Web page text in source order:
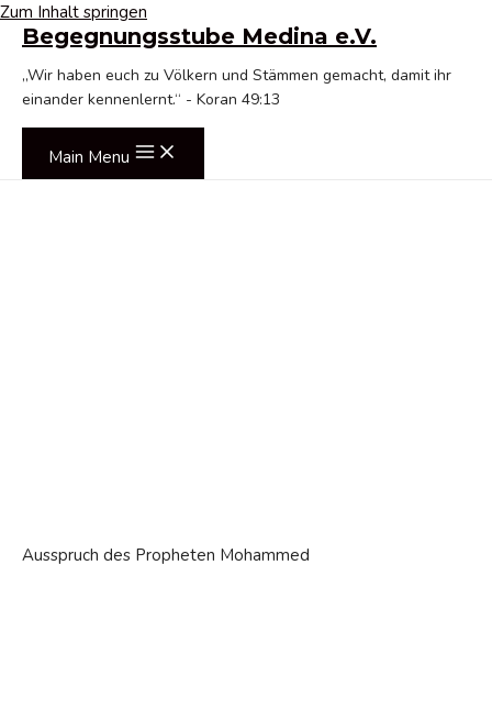
Zum Inhalt springen
Begegnungsstube Medina e.V.
„Wir haben euch zu Völkern und Stämmen gemacht, damit ihr
einander kennenlernt.“ - Koran 49:13
Main Menu
Ausspruch des Propheten Mohammed